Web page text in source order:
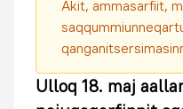
Akit, ammasarfiit,
Ulloq 18. maj